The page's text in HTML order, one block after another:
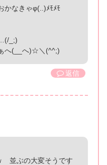
かなきゃφ(..)ﾒﾓﾒﾓ
_;)
へ(__へ)☆＼(^^;)
返信
並ぶの大変そうです